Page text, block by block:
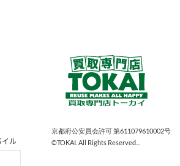
イル
京都府公安員会許可 第611079610002号
©TOKAI. All Rights Reserved...